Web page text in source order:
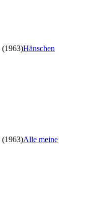
(1963)Hänschen
(1963)Alle meine